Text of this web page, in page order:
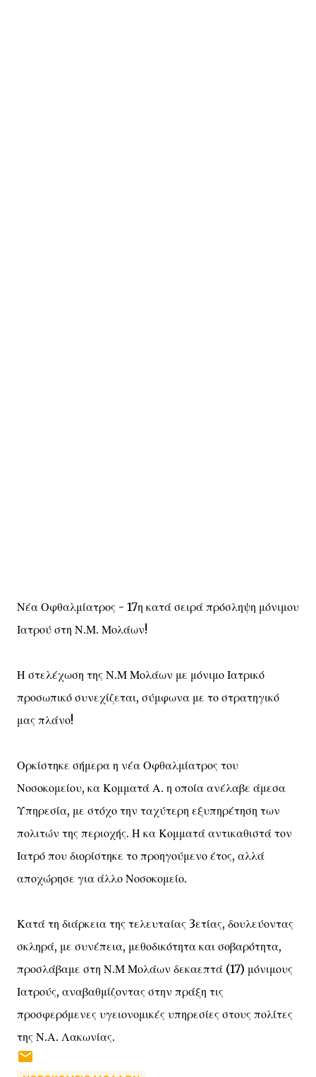
Νέα Οφθαλμίατρος - 17η κατά σειρά πρόσληψη μόνιμου
Ιατρού στη Ν.Μ. Μολάων!
Η στελέχωση της Ν.Μ Μολάων με μόνιμο Ιατρικό
προσωπικό συνεχίζεται, σύμφωνα με το στρατηγικό
μας πλάνο!
Ορκίστηκε σήμερα η νέα Οφθαλμίατρος του
Νοσοκομείου, κα Κομματά Α. η οποία ανέλαβε άμεσα
Υπηρεσία, με στόχο την ταχύτερη εξυπηρέτηση των
πολιτών της περιοχής. Η κα Κομματά αντικαθιστά τον
Ιατρό που διορίστηκε το προηγούμενο έτος, αλλά
αποχώρησε για άλλο Νοσοκομείο.
Κατά τη διάρκεια της τελευταίας 3ετίας, δουλεύοντας
σκληρά, με συνέπεια, μεθοδικότητα και σοβαρότητα,
προσλάβαμε στη Ν.Μ Μολάων δεκαεπτά (17) μόνιμους
Ιατρούς, αναβαθμίζοντας στην πράξη τις
προσφερόμενες υγειονομικές υπηρεσίες στους πολίτες
της Ν.Α. Λακωνίας.